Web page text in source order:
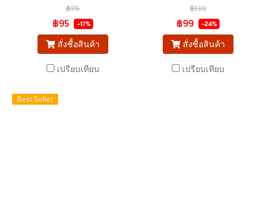
฿115
฿95 -17%
สั่งซื้อสินค้า
เปรียบเทียบ
฿130
฿99 -24%
สั่งซื้อสินค้า
เปรียบเทียบ
Best Seller